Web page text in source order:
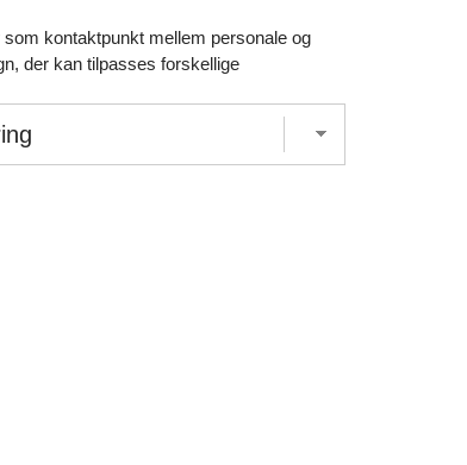
kontaktpunkt mellem personale og
der kan tilpasses forskellige